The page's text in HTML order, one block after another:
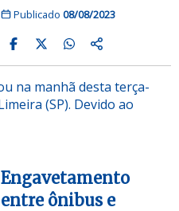
Publicado 08/08/2023
na manhã desta terça-
(SP). Devido ao
Engavetamento
entre ônibus e